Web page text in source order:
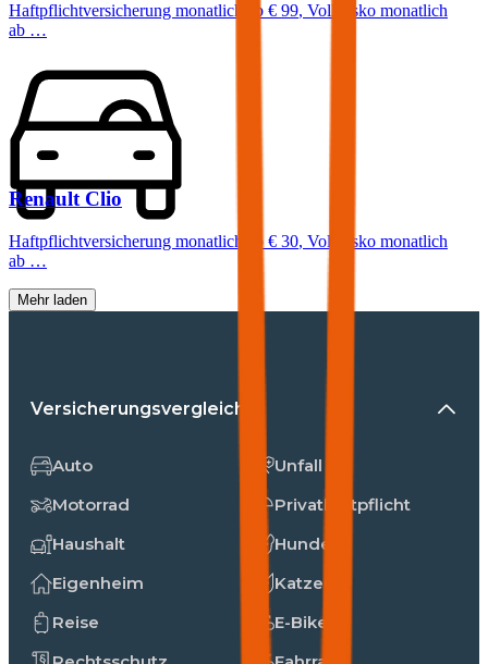
Haftpflichtversicherung monatlich ab € 99, Vollkasko monatlich
ab …
Renault Clio
Haftpflichtversicherung monatlich ab € 30, Vollkasko monatlich
ab …
Mehr laden
Versicherungsvergleiche
Auto
Motorrad
Haushalt
Eigenheim
Reise
Unfall
Privathaftpflicht
Hunde
Katzen
E-Bike